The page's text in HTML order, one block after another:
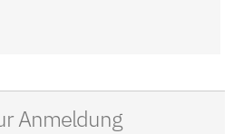
Anmeldung